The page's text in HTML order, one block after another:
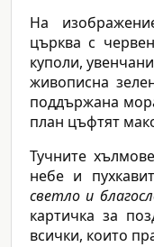
На
църква с
куполи,
живописна
поддържана
план цъфтят
Тучните
небе и
светло и
картичка за
всички, които